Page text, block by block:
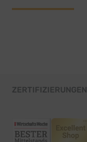
ZERTIFIZIERUNGEN